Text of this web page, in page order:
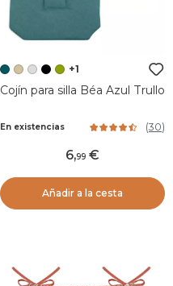
+1
Cojín para silla Béa Azul Trullo
En existencias (30)
6,99
Añadir a la cesta